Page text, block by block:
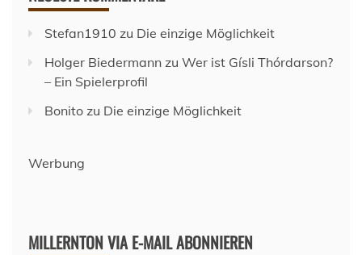
Stefan1910 zu Die einzige Möglichkeit
Holger Biedermann zu Wer ist Gísli Thórdarson?
– Ein Spielerprofil
Bonito zu Die einzige Möglichkeit
Werbung
MILLERNTON VIA E-MAIL ABONNIEREN